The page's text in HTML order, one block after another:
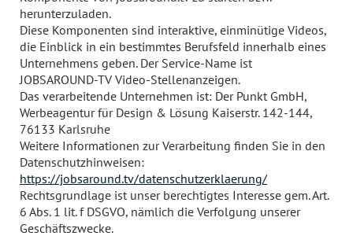
herunterzuladen.
Diese Komponenten sind interaktive, einminütige Videos,
die Einblick in ein bestimmtes Berufsfeld innerhalb eines
Unternehmens geben. Der Service-Name ist
JOBSAROUND-TV Video-Stellenanzeigen.
Das verarbeitende Unternehmen ist: Der Punkt GmbH,
Werbeagentur für Design & Lösung Kaiserstr. 142-144,
76133 Karlsruhe
Weitere Informationen zur Verarbeitung finden Sie in den
Datenschutzhinweisen:
https://jobsaround.tv/datenschutzerklaerung/
Rechtsgrundlage ist unser berechtigtes Interesse gem. Art.
6 Abs. 1 lit. f DSGVO, nämlich die Verfolgung unserer
Geschäftszwecke.